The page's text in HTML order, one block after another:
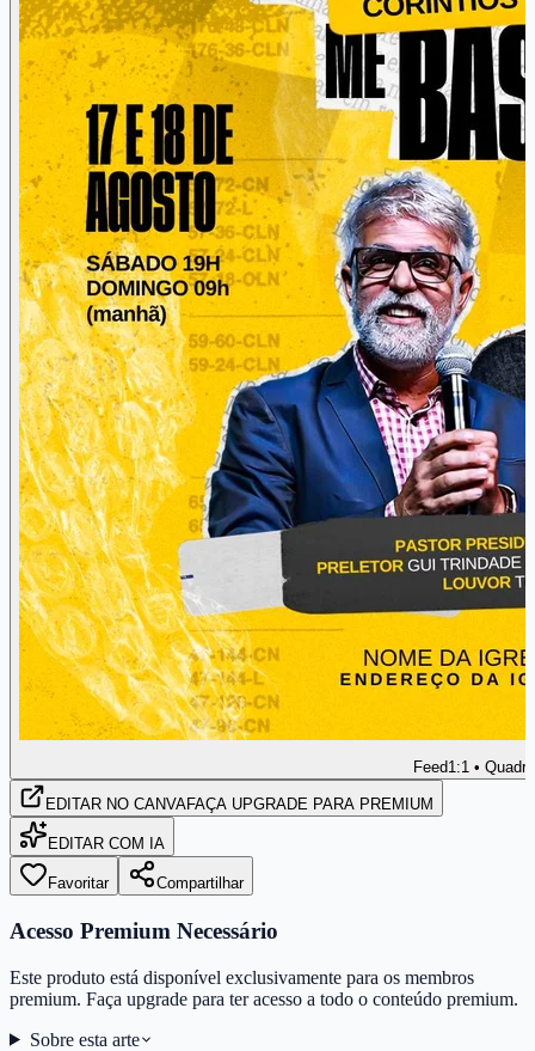
Feed1:1 •
EDITAR NO CANVAFAÇA UPGRADE PARA PREMIUM
EDITAR COM IA
Favoritar Compartilhar
Acesso Premium Necessário
Este produto está disponível exclusivamente para os membros
premium. Faça upgrade para ter acesso a todo o conteúdo premium.
Sobre esta arte